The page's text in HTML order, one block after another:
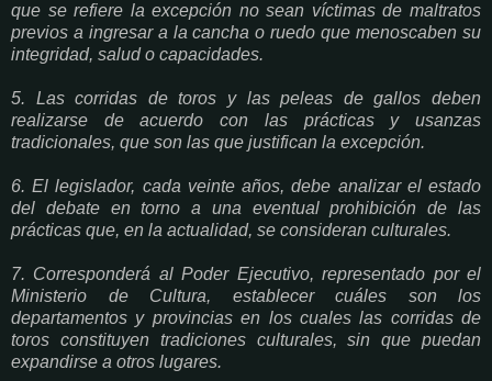
que se refiere la excepción no sean víctimas de maltratos
previos a ingresar a la cancha o ruedo que menoscaben su
integridad, salud o capacidades.
5. Las corridas de toros y las peleas de gallos deben
realizarse de acuerdo con las prácticas y usanzas
tradicionales, que son las que justifican la excepción.
6. El legislador, cada veinte años, debe analizar el estado
del debate en torno a una eventual prohibición de las
prácticas que, en la actualidad, se consideran culturales.
7. Corresponderá al Poder Ejecutivo, representado por el
Ministerio de Cultura, establecer cuáles son los
departamentos y provincias en los cuales las corridas de
toros constituyen tradiciones culturales, sin que puedan
expandirse a otros lugares.